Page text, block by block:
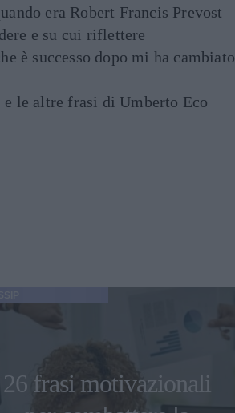
era Robert Francis Prevost
e su cui riflettere
è successo dopo mi ha cambiato
le altre frasi di Umberto Eco
26 frasi motivazionali